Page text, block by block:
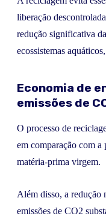
liberação
redução significativa
ecossistemas
Economia de
emissões de
O processo de
em comparação com a
matéria-prima virgem.
Além disso, a redução
emissões de CO2